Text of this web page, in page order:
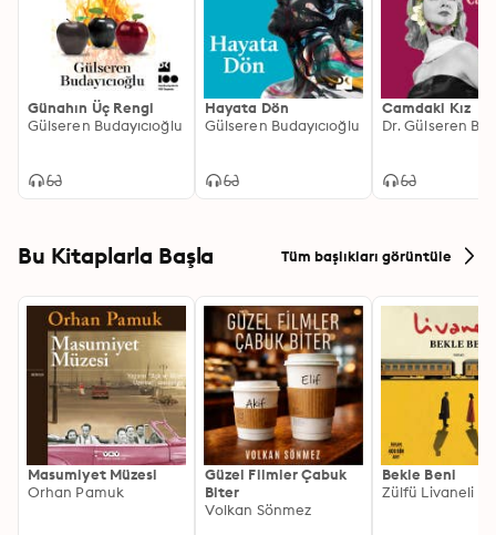
Günahın Üç Rengi
Gülseren Budayıcıoğlu
Hayata Dön
Gülseren Budayıcıoğlu
Camdaki Kız
Bu Kitaplarla Başla Tüm başlıkları görüntüle
Masumiyet Müzesi
Orhan Pamuk
Güzel Filmler Çabuk
Biter
Volkan Sönmez
Bekle Beni
Zülfü Livaneli